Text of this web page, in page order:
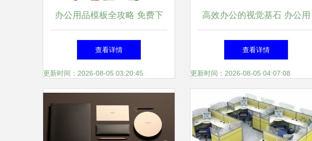
办公用品模板全攻略 免费下
载、设计素材与高效使用指南
查看详情
更新时间：2026-08-05 03:20:45
高效办公的视觉基石 办公用
品与设备矢量素材指南
查看详情
更新时间：2026-08-05 04:07:08